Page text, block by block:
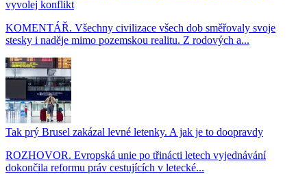
vyvolej konflikt
KOMENTÁŘ. Všechny civilizace všech dob směřovaly svoje
stesky i naděje mimo pozemskou realitu. Z rodových a...
Tak prý Brusel zakázal levné letenky. A jak je to doopravdy
ROZHOVOR. Evropská unie po třinácti letech vyjednávání
dokončila reformu práv cestujících v letecké...